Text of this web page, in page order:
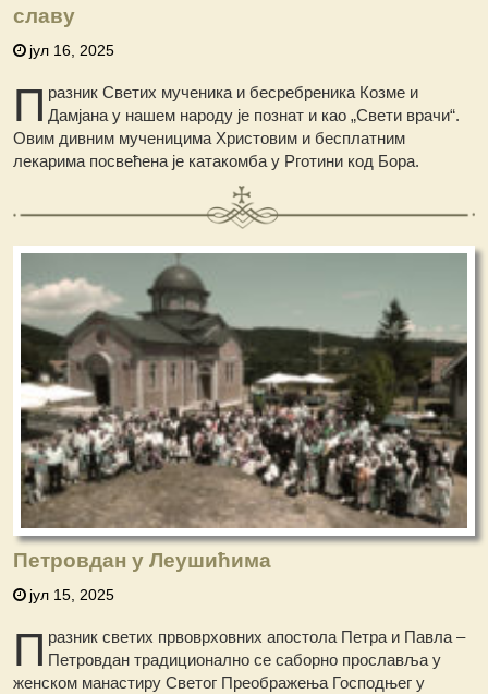
славу
јул 16, 2025
П разник Светих мученика и бесребреника Козме и
Дамјана у нашем народу је познат и као „Свети врачи“.
Овим дивним мученицима Христовим и бесплатним
лекарима посвећена је катакомба у Рготини код Бора.
Петровдан у Леушићима
јул 15, 2025
П разник светих првоврховних апостола Петра и Павла –
Петровдан традиционално се саборно прославља у
женском манастиру Светог Преображења Господњег у